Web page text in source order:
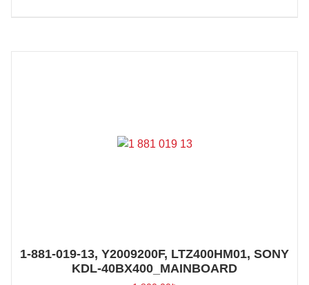
1-881-019-13, Y2009200F, LTZ400HM01, SONY
KDL-40BX400_MAINBOARD